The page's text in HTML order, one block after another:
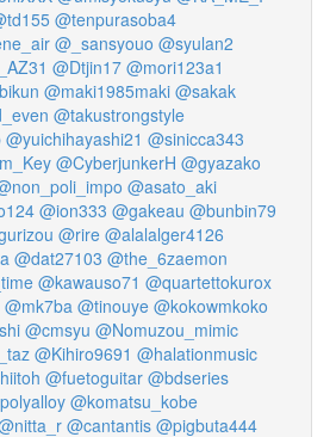
@tenpurasoba4
@_sansyouo @syulan2
@Dtjin17 @mori123a1
@maki1985maki @sakak
@takustrongstyle
@yuichihayashi21 @sinicca343
@CyberjunkerH @gyazako
@asato_aki
@ion333 @gakeau @bunbin79
@rire @alalalger4126
@dat27103 @the_6zaemon
@kawauso71 @quartettokurox
@mk7ba @tinouye @kokowmkoko
@cmsyu @Nomuzou_mimic
@Kihiro9691 @halationmusic
@fuetoguitar @bdseries
@komatsu_kobe
@cantantis @pigbuta444